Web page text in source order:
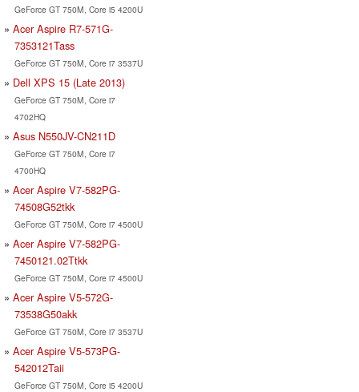
GeForce GT 750M, Core i5 4200U
Acer Aspire R7-571G-
7353121Tass
GeForce GT 750M, Core i7 3537U
Dell XPS 15 (Late 2013)
GeForce GT 750M, Core i7
4702HQ
Asus N550JV-CN211D
GeForce GT 750M, Core i7
4700HQ
Acer Aspire V7-582PG-
74508G52tkk
GeForce GT 750M, Core i7 4500U
Acer Aspire V7-582PG-
7450121.02Ttkk
GeForce GT 750M, Core i7 4500U
Acer Aspire V5-572G-
73538G50akk
GeForce GT 750M, Core i7 3537U
Acer Aspire V5-573PG-
542012Taii
GeForce GT 750M, Core i5 4200U